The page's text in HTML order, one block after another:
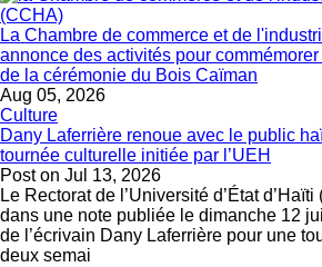
La Chambre de commerce et de
annonce des activités pour
de la cérémonie du Bois Caïman
Aug 05, 2026
Culture
Dany Laferrière renoue avec le public
tournée culturelle initiée par l’UEH
Post on Jul 13, 2026
Le Rectorat de l’Université d’État
dans une note publiée le dimanche 12
de l’écrivain Dany Laferrière pour une
deux semai